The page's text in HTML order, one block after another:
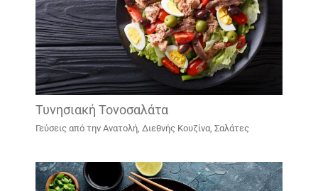
Τυνησιακή Τονοσαλάτα
Γεύσεις από την Ανατολή, Διεθνής Κουζίνα, Σαλάτες